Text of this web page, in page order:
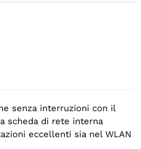
senza interruzioni con il
scheda di rete interna
eccellenti sia nel WLAN